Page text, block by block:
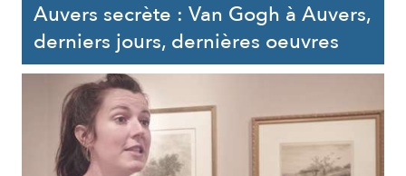
Auvers secrète : Van Gogh à Auvers,
derniers jours, dernières oeuvres